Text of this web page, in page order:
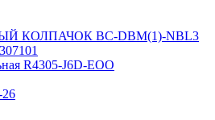
КОЛПАЧОК BC-DBM(1)-NBL3
R4305-J6D-EOO